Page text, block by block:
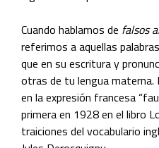
Cuando hablamos de falsos
referimos a aquellas
que en su escritura y
otras de tu lengua
en la expresión francesa
primera en 1928 en el libro
traiciones del vocabulario